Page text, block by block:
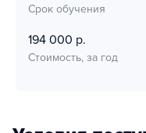
Срок обучения
194 000 р.
Стоимость, за год